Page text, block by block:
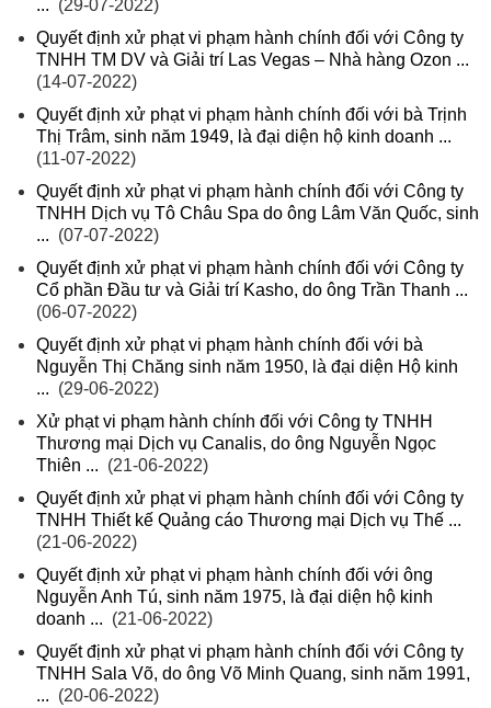
... (29-07-2022)
Quyết định xử phạt vi phạm hành chính đối với Công ty
TNHH TM DV và Giải trí Las Vegas – Nhà hàng Ozon ...
(14-07-2022)
Quyết định xử phạt vi phạm hành chính đối với bà Trịnh
Thị Trâm, sinh năm 1949, là đại diện hộ kinh doanh ...
(11-07-2022)
Quyết định xử phạt vi phạm hành chính đối với Công ty
TNHH Dịch vụ Tô Châu Spa do ông Lâm Văn Quốc, sinh
... (07-07-2022)
Quyết định xử phạt vi phạm hành chính đối với Công ty
Cổ phần Đầu tư và Giải trí Kasho, do ông Trần Thanh ...
(06-07-2022)
Quyết định xử phạt vi phạm hành chính đối với bà
Nguyễn Thị Chăng sinh năm 1950, là đại diện Hộ kinh
... (29-06-2022)
Xử phạt vi phạm hành chính đối với Công ty TNHH
Thương mại Dịch vụ Canalis, do ông Nguyễn Ngọc
Thiên ... (21-06-2022)
Quyết định xử phạt vi phạm hành chính đối với Công ty
TNHH Thiết kế Quảng cáo Thương mại Dịch vụ Thế ...
(21-06-2022)
Quyết định xử phạt vi phạm hành chính đối với ông
Nguyễn Anh Tú, sinh năm 1975, là đại diện hộ kinh
doanh ... (21-06-2022)
Quyết định xử phạt vi phạm hành chính đối với Công ty
TNHH Sala Võ, do ông Võ Minh Quang, sinh năm 1991,
... (20-06-2022)